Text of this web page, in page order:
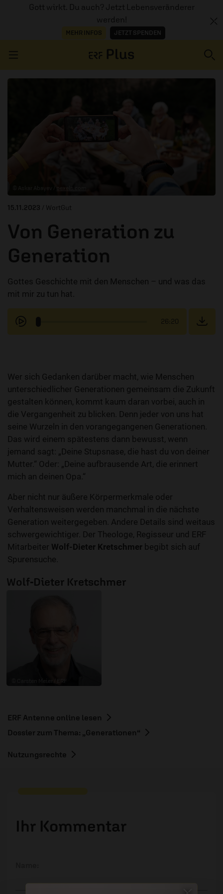
Gott wirkt. Du auch? Jetzt Lebensveränderer
werden!
MEHR INFOS JETZT SPENDEN
ERZÄHL MAL
AUDIOTHEK
15.11.2023 / WortGut
Von Generation zu
Generation
Gottes Geschichte mit den Menschen – und was das
mit mir zu tun hat.
26:20
Wer sich Gedanken darüber macht, wie Menschen
unterschiedlicher Generationen gemeinsam die Zukunft
gestalten können, kommt kaum daran vorbei, auch in
die Vergangenheit zu blicken. Denn jeder von uns hat
seine Wurzeln in den vorangegangenen Generationen.
Das wird einem spätestens dann bewusst, wenn
jemand sagt: „Deine Stupsnase, die hast du von deiner
Mutter.“ Oder: „Deine aufbrausende Art, die erinnert
mich an deinen Opa.“
Aber nicht nur äußere Körpermerkmale oder
Verhaltensweisen werden manchmal in die nächste
Generation weitergegeben. Andere Details sind weitaus
schwergewichtiger. Der Theologe, Regisseur und ERF
Mitarbeiter Wolf-Dieter Kretschmer begibt sich auf
Spurensuche.
Wolf-Dieter Kretschmer
ERF Antenne online lesen
Dossier zum Thema: „Generationen“
Nutzungsrechte
Ihr Kommentar